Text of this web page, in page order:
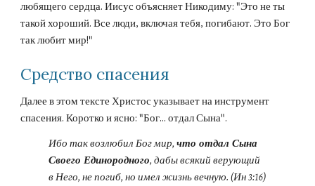
любящего сердца. Иисус объясняет Никодиму: "Это не ты
такой хороший. Все люди, включая тебя, погибают. Это Бог
так любит мир!"
Средство спасения
Далее в этом тексте Христос указывает на инструмент
спасения. Коротко и ясно: "Бог... отдал Сына".
Ибо так возлюбил Бог мир, что отдал Сына
Своего Единородного, дабы всякий верующий
в Него, не погиб, но имел жизнь вечную. (Ин 3:16)